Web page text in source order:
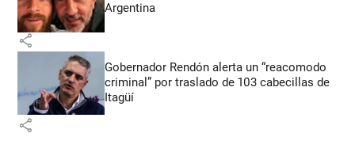
Argentina
share
Gobernador Rendón alerta un “reacomodo
criminal” por traslado de 103 cabecillas de
Itagüí
share